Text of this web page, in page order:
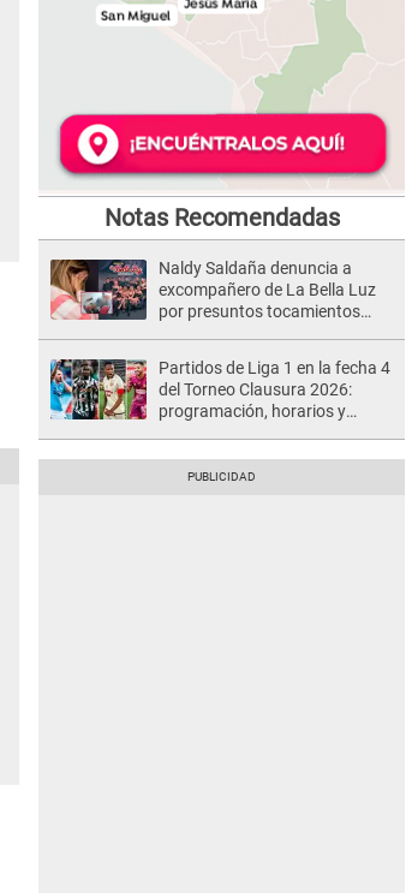
Notas Recomendadas
Naldy Saldaña denuncia a
excompañero de La Bella Luz
por presuntos tocamientos
Partidos de Liga 1 en la fecha 4
del Torneo Clausura 2026:
programación, horarios y